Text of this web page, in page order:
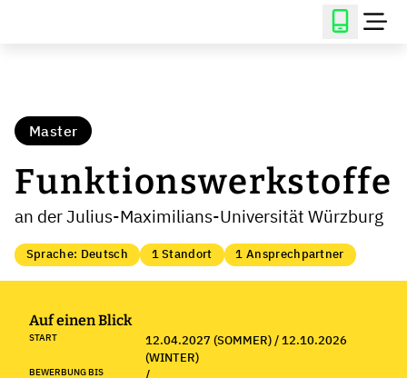
Master
Funktionswerkstoffe
an der Julius-Maximilians-Universität Würzburg
Sprache: Deutsch 1 Standort 1 Ansprechpartner
Auf einen Blick
START
12.04.2027 (SOMMER) / 12.10.2026
(WINTER)
BEWERBUNG BIS /